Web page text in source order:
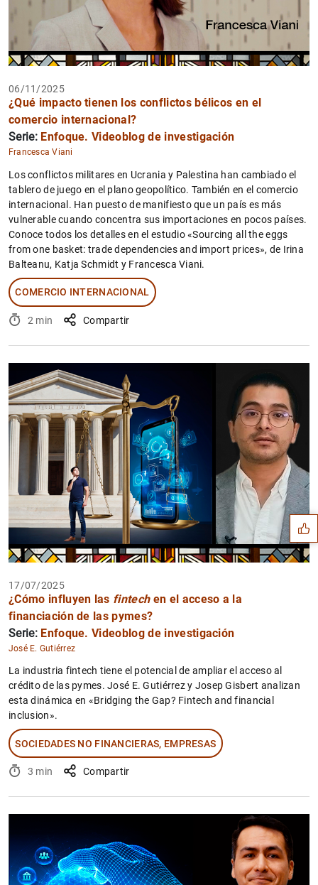
06/11/2025
¿Qué impacto tienen los conflictos bélicos en el
comercio internacional?
Serie: Enfoque. Videoblog de investigación
Francesca Viani
Los conflictos militares en Ucrania y Palestina han cambiado el
tablero de juego en el plano geopolítico. También en el comercio
internacional. Han puesto de manifiesto que un país es más
vulnerable cuando concentra sus importaciones en pocos países.
Conoce todos los detalles en el estudio «Sourcing all the eggs
from one basket: trade dependencies and import prices», de Irina
Balteanu, Katja Schmidt y Francesca Viani.
COMERCIO INTERNACIONAL
2 min Compartir
17/07/2025
¿Cómo influyen las fintechen el acceso a la
financiación de las pymes?
Serie: Enfoque. Videoblog de investigación
José E. Gutiérrez
La industria fintech tiene el potencial de ampliar el acceso al
crédito de las pymes. José E. Gutiérrez y Josep Gisbert analizan
esta dinámica en «Bridging the Gap? Fintech and financial
inclusion».
SOCIEDADES NO FINANCIERAS, EMPRESAS
3 min Compartir
Sugerencias
1